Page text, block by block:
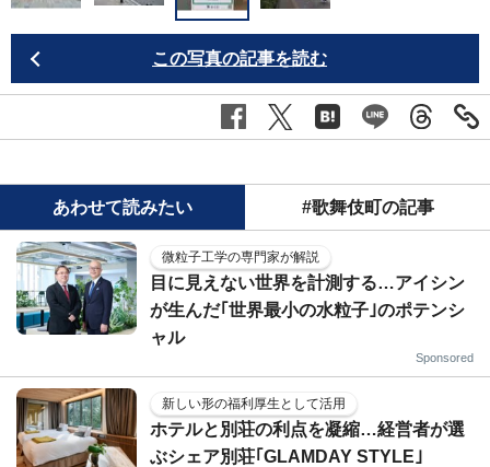
この写真の記事を読む
あわせて読みたい #歌舞伎町の記事
微粒子工学の専門家が解説
目に見えない世界を計測する…アイシン
が生んだ｢世界最小の水粒子｣のポテンシ
ャル
Sponsored
新しい形の福利厚生として活用
ホテルと別荘の利点を凝縮…経営者が選
ぶシェア別荘｢GLAMDAY STYLE｣